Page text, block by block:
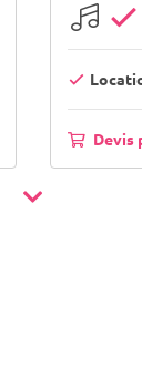
Devis